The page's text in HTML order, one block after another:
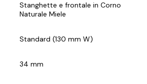
Stanghette e frontale in Corno
Naturale Miele
Standard (130 mm W)
34 mm